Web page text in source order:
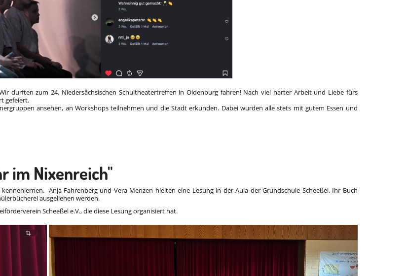
durften zum 24. Niedersächsischen Schultheatertreffen in Oldenburg fahren! Nach viel harter Arbeit und Liebe fürs
gefeiert.
ansehen, an Workshops teilnehmen und die Stadt erkunden. Dabei wurden alle stets mit gutem Essen und
im Nixenreich"
Anja Fahrenberg und Vera Menzen hielten eine Lesung in der Aula der Grundschule Scheeßel. Ihr Buch
ausgeliehen werden.
Scheeßel e.V., die diese Lesung organisiert hat.